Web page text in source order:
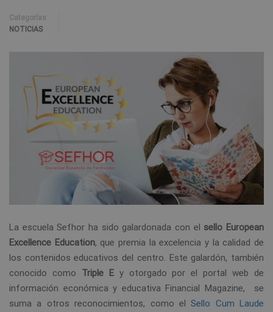
Categorías
NOTICIAS
La escuela Sefhor ha sido galardonada con el sello European
Excellence Education, que premia la excelencia y la calidad de
los contenidos educativos del centro. Este galardón, también
conocido como Triple E y otorgado por el portal web de
información económica y educativa Financial Magazine, se
suma a otros reconocimientos, como elSello Cum Laude